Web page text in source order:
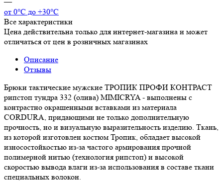
от 0°С до +30°С
Все характеристики
Цена действительна только для интернет-магазина и может
отличаться от цен в розничных магазинах
Описание
Отзывы
Брюки тактические мужские ТРОПИК ПРОФИ КОНТРАСТ
рипстоп тундра 332 (олива) MIMICRYA - выполнены с
контрастно окрашенными вставками из материала
CORDURA, придающими не только дополнительную
прочность, но и визуальную выразительность изделию. Ткань,
из которой изготовлен костюм Тропик, обладает высокой
износостойкостью из-за частого армирования прочной
полимерной нитью (технология рипстоп) и высокой
скоростью вывода влаги из-за использования в составе ткани
специальных волокон.